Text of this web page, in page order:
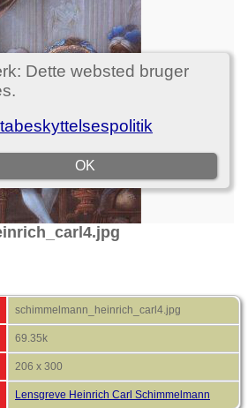
schimmelmann_heinrich_carl4.jpg
69.35k
206 x 300
Lensgreve Heinrich Carl Schimmelmann